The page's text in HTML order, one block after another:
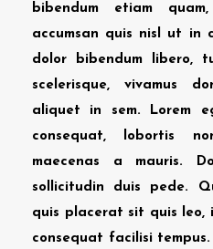
bibendum etiam
accumsan quis nisl ut in
dolor bibendum libero,
scelerisque, vivamus
aliquet in sem. Lorem
consequat, lobortis
maecenas a mauris.
sollicitudin duis pede.
quis placerat sit quis leo,
consequat facilisi